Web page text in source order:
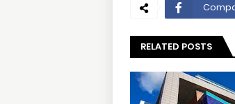
RELATED POSTS